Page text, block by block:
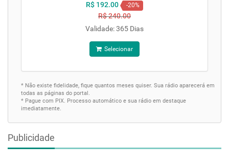
R$ 192.00 -20%
R$ 240.00
Validade: 365 Dias
Selecionar
* Não existe fidelidade, fique quantos meses quiser. Sua rádio aparecerá em
todas as páginas do portal.
* Pague com PIX. Processo automático e sua rádio em destaque
imediatamente.
Publicidade